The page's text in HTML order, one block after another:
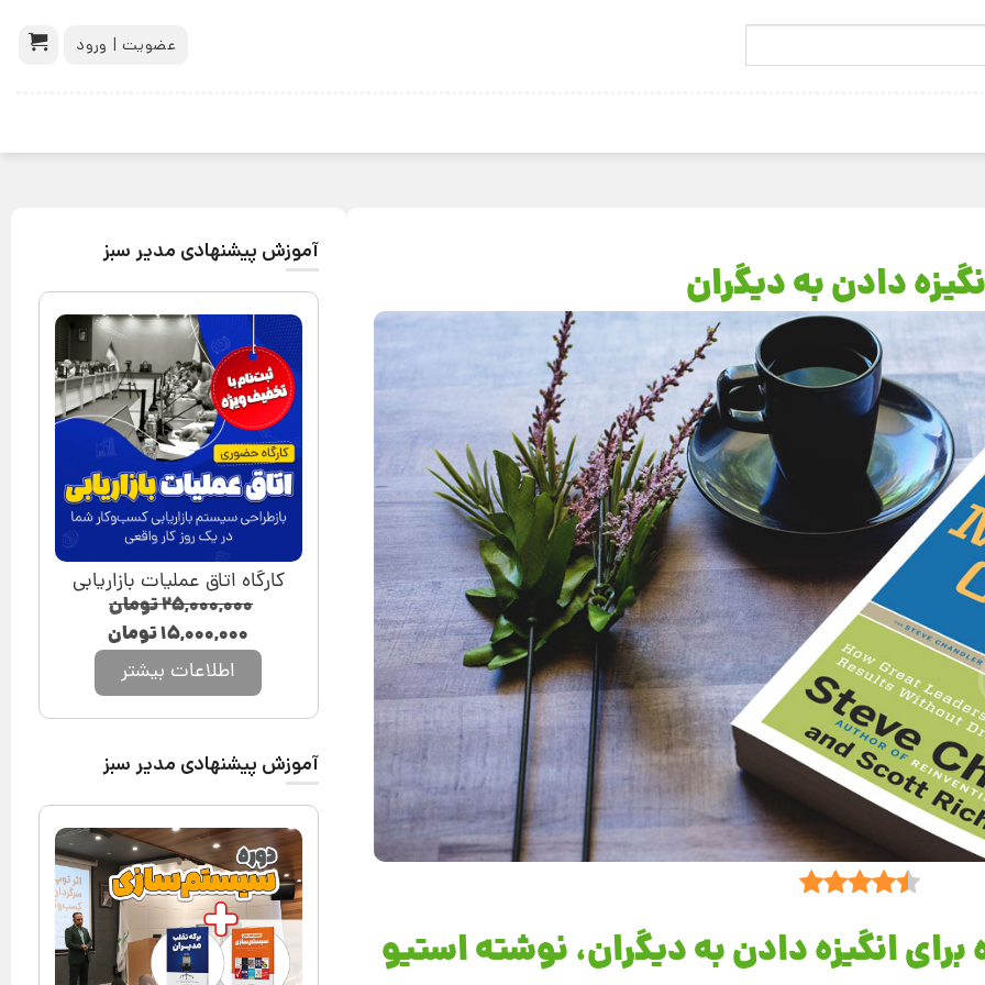
عضویت | ورود
خلاصه کتاب «100 راه برای انگیزه دادن به دیگران، نوشته استیو
آموزش پیشنهادی مدیر سبز
کارگاه اتاق عملیات بازاریابی
۲۵,۰۰۰,۰۰۰تومان
۱۵,۰۰۰,۰۰۰تومان
اطلاعات بیشتر
آموزش پیشنهادی مدیر سبز